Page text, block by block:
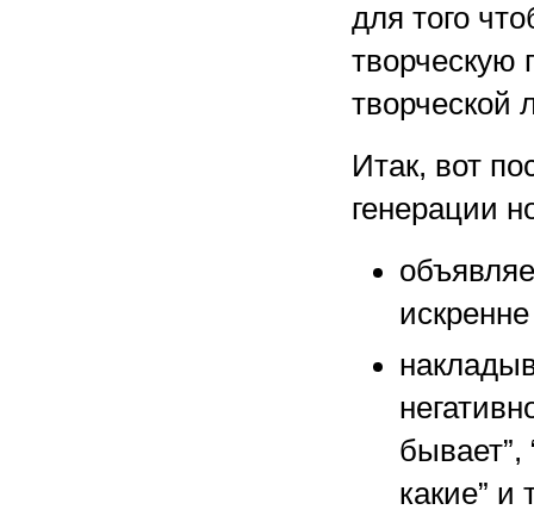
для того
творческую
творческой
Итак, вот
генерации
бывает”,
какие” и